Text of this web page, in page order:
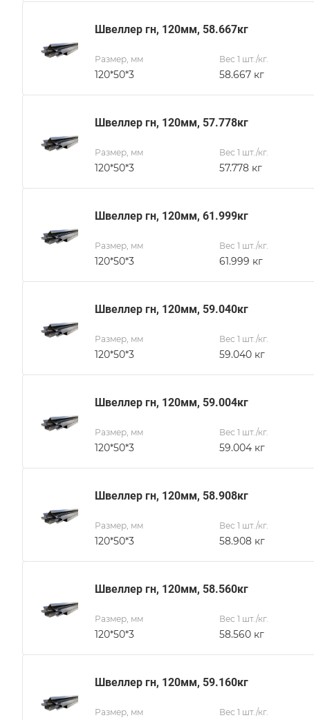
Швеллер гн, 120мм, 58.667кг
Размер, мм
120*50*3
Вес 1 шт./кг.
58.667 кг
Швеллер гн, 120мм, 57.778кг
Размер, мм
120*50*3
Вес 1 шт./кг.
57.778 кг
Швеллер гн, 120мм, 61.999кг
Размер, мм
120*50*3
Вес 1 шт./кг.
61.999 кг
Швеллер гн, 120мм, 59.040кг
Размер, мм
120*50*3
Вес 1 шт./кг.
59.040 кг
Швеллер гн, 120мм, 59.004кг
Размер, мм
120*50*3
Вес 1 шт./кг.
59.004 кг
Швеллер гн, 120мм, 58.908кг
Размер, мм
120*50*3
Вес 1 шт./кг.
58.908 кг
Швеллер гн, 120мм, 58.560кг
Размер, мм
120*50*3
Вес 1 шт./кг.
58.560 кг
Швеллер гн, 120мм, 59.160кг
Размер, мм Вес 1 шт./кг.